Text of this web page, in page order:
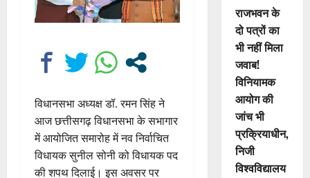
विधानसभा अध्यक्ष डॉ. रमन सिंह ने
आज छत्तीसगढ़ विधानसभा के सभागार
में आयोजित समारोह में नव निर्वाचित
विधायक सुनील सोनी को विधायक पद
की शपथ दिलाई। इस अवसर पर
राजभवन के
दो पत्रों का
भी नहीं मिला
जवाब!
विनियामक
आयोग की
जांच भी
प्रक्रियाधीन,
निजी
विश्वविद्यालय